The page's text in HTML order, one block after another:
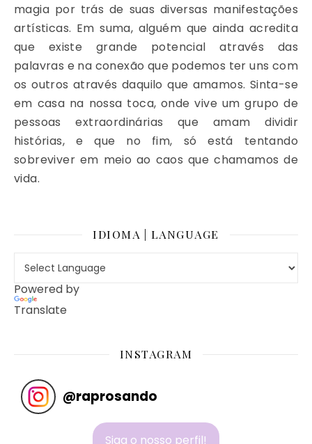
magia por trás de suas diversas manifestações
artísticas. Em suma, alguém que ainda acredita
que existe grande potencial através das
palavras e na conexão que podemos ter uns com
os outros através daquilo que amamos. Sinta-se
em casa na nossa toca, onde vive um grupo de
pessoas extraordinárias que amam dividir
histórias, e que no fim, só está tentando
sobreviver em meio ao caos que chamamos de
vida.
IDIOMA | LANGUAGE
Powered by
Translate
INSTAGRAM
@raprosando
Siga o nosso perfil!